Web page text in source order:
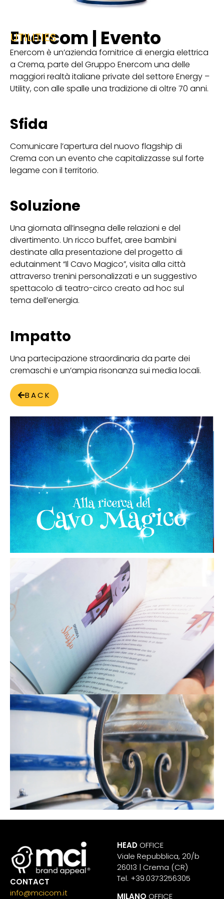
Enercom | Evento
UTILITIES
Enercom è un’azienda fornitrice di energia elettrica
a Crema, parte del Gruppo Enercom una delle
maggiori realtà italiane private del settore Energy –
Utility, con alle spalle una tradizione di oltre 70 anni.
Sfida
Comunicare l’apertura del nuovo flagship di
Crema con un evento che capitalizzasse sul forte
legame con il territorio.
Soluzione
Una giornata all’insegna delle relazioni e del
divertimento. Un ricco buffet, aree bambini
destinate alla presentazione del progetto di
edutainment “Il Cavo Magico”, visita alla città
attraverso trenini personalizzati e un suggestivo
spettacolo di teatro-circo creato ad hoc sul
tema dell’energia.
Impatto
Una partecipazione straordinaria da parte dei
cremaschi e un’ampia risonanza sui media locali.
BACK
CONTACT
info@mcicom.it
HEAD OFFICE
Viale Repubblica, 20/b
26013 | Crema (CR)
Tel. +39.0373256305
MILANO OFFICE